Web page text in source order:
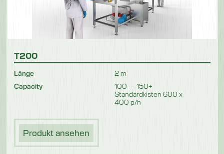
T200
Länge
2 m
Capacity
100 — 150+
Standardkisten 600 x
400 p/h
Produkt ansehen